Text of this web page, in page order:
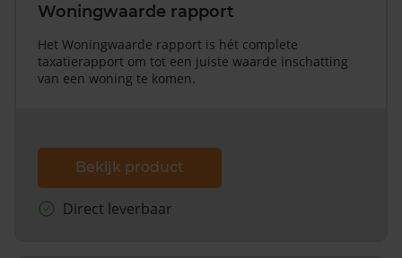
Woningwaarde rapport
Het Woningwaarde rapport is hét complete
taxatierapport om tot een juiste waarde inschatting
van een woning te komen.
Bekijk product
Direct leverbaar